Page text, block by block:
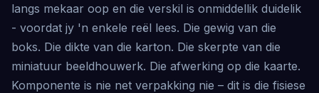
langs mekaar oop en die verskil is onmiddellik duidelik
- voordat jy 'n enkele reël lees. Die gewig van die
boks. Die dikte van die karton. Die skerpte van die
miniatuur beeldhouwerk. Die afwerking op die kaarte.
Komponente is nie net verpakking nie – dit is die fisiese